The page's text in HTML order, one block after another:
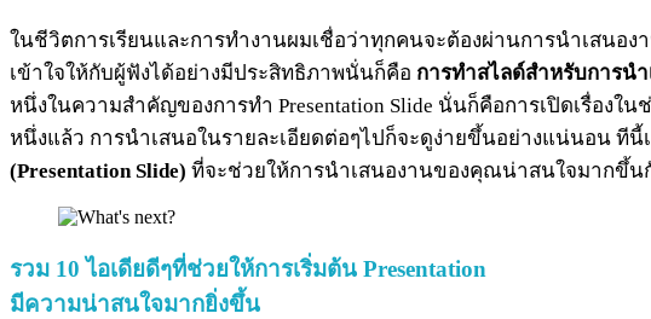
ในชีวิตการเรียนและการทำงานผมเชื่อว่าทุกคนจะต้องผ่านการนำเสน
เข้าใจให้กับผู้ฟังได้อย่างมีประสิทธิภาพนั่นก็คือ การทำสไลด์สำหรับการนำ
หนึ่งในความสำคัญของการทำ Presentation Slide นั่นก็คือการเปิดเรื่อง
หนึ่งแล้ว การนำเสนอในรายละเอียดต่อๆไปก็จะดูง่ายขึ้นอย่างแน่นอน ที
(Presentation Slide) ที่จะช่วยให้การนำเสนองานของคุณน่าสนใจมากขึ้น
รวม 10 ไอเดียดีๆที่ช่วยให้การเริ่มต้น Presentation
มีความน่าสนใจมากยิ่งขึ้น